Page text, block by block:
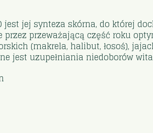
jej synteza skórna, do której
przez przeważającą część roku
(makrela, halibut, łosoś),
jest uzupełniania niedoborów